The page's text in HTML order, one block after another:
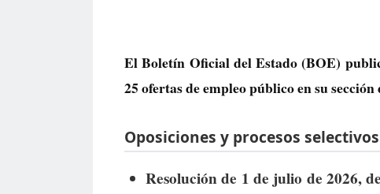
El Boletín Oficial del Estado (BOE)
25 ofertas de empleo públicoen su
Oposiciones y procesos
Resolución de 1 de julio de 2026,